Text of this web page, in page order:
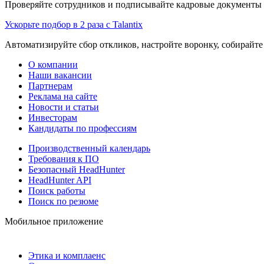
Проверяйте сотрудников и подписывайте кадровые
Ускорьте подбор в 2 раза с Talantix
Автоматизируйте сбор откликов, настройте воронку,
О компании
Наши вакансии
Партнерам
Реклама на сайте
Новости и статьи
Инвесторам
Кандидаты по профессиям
Производственный календарь
Требования к ПО
Безопасный HeadHunter
HeadHunter API
Поиск работы
Поиск по резюме
Мобильное приложение
Этика и комплаенс